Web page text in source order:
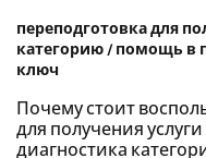
переподготовка для
категорию / помощь в
ключ
Почему стоит
для получения
диагностика